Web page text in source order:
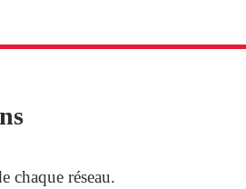
chaque réseau.